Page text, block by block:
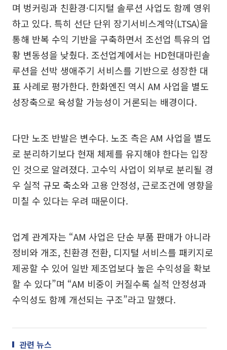
며 벙커링과 친환경·디지털 솔루션 사업도 함께 영위
하고 있다. 특히 선단 단위 장기서비스계약(LTSA)을
통해 반복 수익 기반을 구축하면서 조선업 특유의 업
황 변동성을 낮췄다. 조선업계에서는 HD현대마린솔
루션을 선박 생애주기 서비스를 기반으로 성장한 대
표 사례로 평가한다. 한화엔진 역시 AM 사업을 별도
성장축으로 육성할 가능성이 거론되는 배경이다.
다만 노조 반발은 변수다. 노조 측은 AM 사업을 별도
로 분리하기보다 현재 체제를 유지해야 한다는 입장
인 것으로 알려졌다. 고수익 사업이 외부로 분리될 경
우 실적 규모 축소와 고용 안정성, 근로조건에 영향을
미칠 수 있다는 우려 때문이다.
업계 관계자는 “AM 사업은 단순 부품 판매가 아니라
정비와 개조, 친환경 전환, 디지털 서비스를 패키지로
제공할 수 있어 일반 제조업보다 높은 수익성을 확보
할 수 있다”며 “AM 비중이 커질수록 실적 안정성과
수익성도 함께 개선되는 구조”라고 말했다.
관련 뉴스